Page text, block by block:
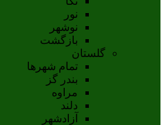
نور
نوشهر
بازگشت
گلستان
تمام شهر‌ها
بندر گز
مراوه
دلند
آزادشهر